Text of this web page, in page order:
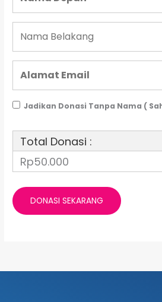
Jadikan Donasi Tanpa Nama (
Total Donasi :
Rp50.000